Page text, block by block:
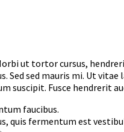
ut tortor cursus,
Sed sed mauris mi. Ut
suscipit. Fusce hendrerit
faucibus.
quis fermentum est